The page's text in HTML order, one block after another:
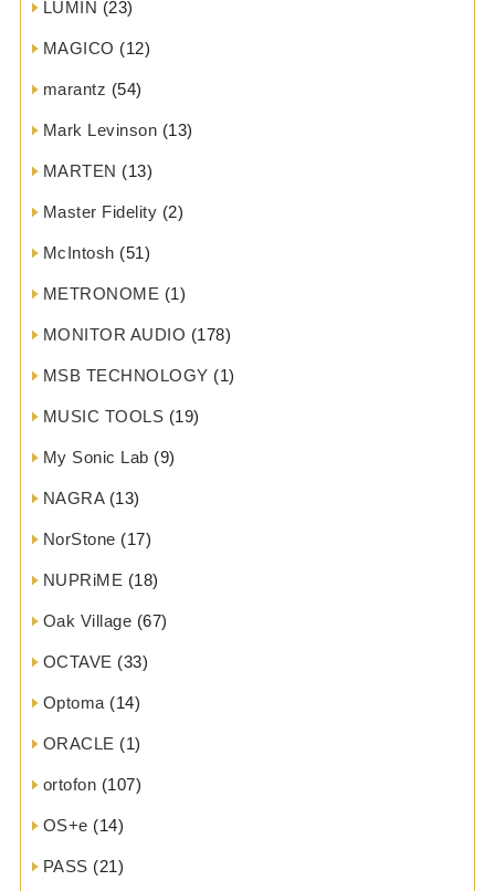
LUMIN (23)
MAGICO (12)
marantz (54)
Mark Levinson (13)
MARTEN (13)
Master Fidelity (2)
McIntosh (51)
METRONOME (1)
MONITOR AUDIO (178)
MSB TECHNOLOGY (1)
MUSIC TOOLS (19)
My Sonic Lab (9)
NAGRA(13)
NorStone (17)
NUPRiME (18)
Oak Village (67)
OCTAVE (33)
Optoma (14)
ORACLE (1)
ortofon (107)
OS+e (14)
PASS (21)